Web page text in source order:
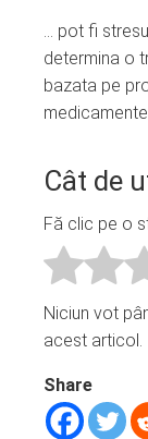
… pot fi
determina o
bazata pe
Cât de
Fă clic pe o
Niciun vot
acest articol.
Share